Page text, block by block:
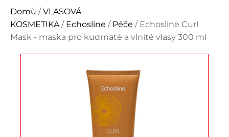
Domů /VLASOVÁ
KOSMETIKA / Echosline / Péče / Echosline Curl
Mask - maska pro kudrnaté a vlnité vlasy 300 ml